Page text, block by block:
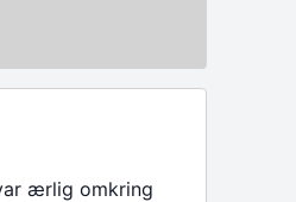
ærlig omkring